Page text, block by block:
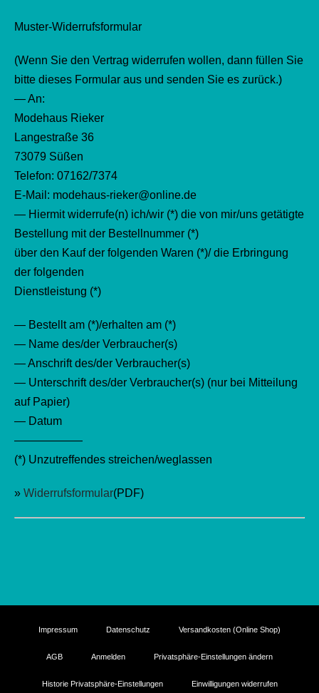
Muster-Widerrufsformular
(Wenn Sie den Vertrag widerrufen wollen, dann füllen Sie
bitte dieses Formular aus und senden Sie es zurück.)
— An:
Modehaus Rieker
Langestraße 36
73079 Süßen
Telefon: 07162/7374
E-Mail: modehaus-rieker@online.de
— Hiermit widerrufe(n) ich/wir (*) die von mir/uns getätigte
Bestellung mit der Bestellnummer (*)
über den Kauf der folgenden Waren (*)/ die Erbringung
der folgenden
Dienstleistung (*)
— Bestellt am (*)/erhalten am (*)
— Name des/der Verbraucher(s)
— Anschrift des/der Verbraucher(s)
— Unterschrift des/der Verbraucher(s) (nur bei Mitteilung
auf Papier)
— Datum
——————
(*) Unzutreffendes streichen/weglassen
» Widerrufsformular(PDF)
Impressum Datenschutz Versandkosten (Online Shop)
AGB Anmelden Privatsphäre-Einstellungen ändern
Historie Privatsphäre-Einstellungen Einwilligungen widerrufen